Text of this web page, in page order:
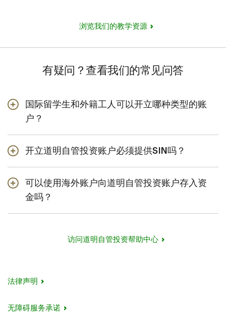
浏览我们的教学资源
有疑问？查看我们的常见问答
国际留学生和外籍工人可以开立哪种类型的账
户？
国际留学生和外籍工人可以开立非注册现金账户，用于买
卖证券，例如股票和互惠基金。
开立道明自管投资账户必须提供SIN吗？
是的。加拿大税务局（CRA）要求您在加拿大投资时提供
社会保险号（SIN）以进行税务申报。
可以使用海外账户向道明自管投资账户存入资
金吗？
是的，您可以将来自您海外账户的电汇转账直接存入您的
户，然后再进行转账。访问道明自管投资帮助中心
法律声明
无障碍服务承诺